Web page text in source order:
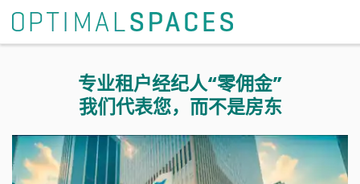
专业租户经纪人“零佣金”
我们代表您，而不是房东